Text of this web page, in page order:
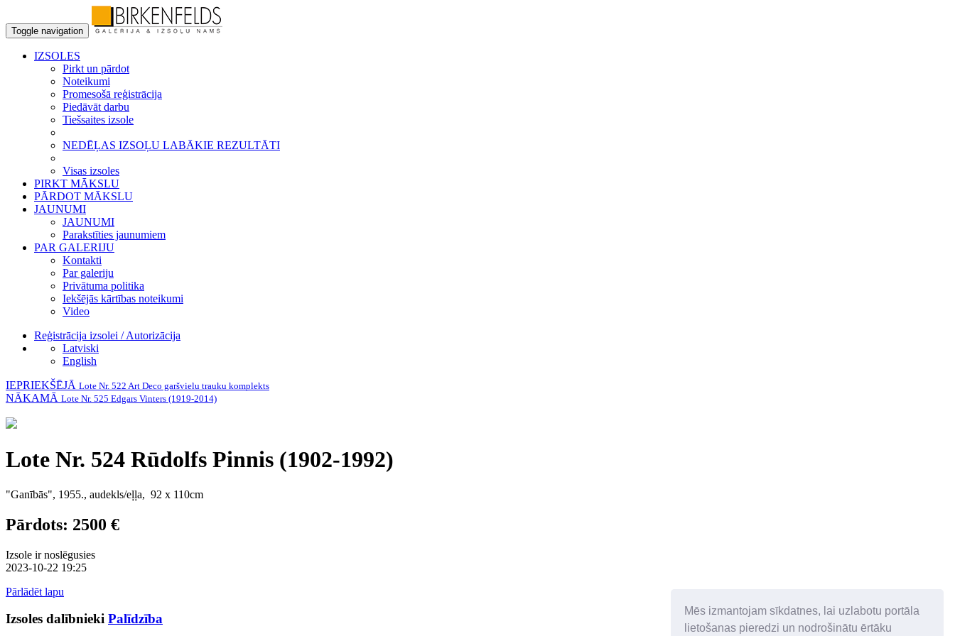
Mēs izmantojam sīkdatnes, lai uzlabotu portāla
lietošanas pieredzi un nodrošinātu ērtāku
Toggle navigation
IZSOLES
Pirkt un pārdot
Noteikumi
Promesošā reģistrācija
Piedāvāt darbu
Tiešsaites izsole
NEDĒĻAS IZSOĻU LABĀKIE REZULTĀTI
Visas izsoles
PIRKT MĀKSLU
PĀRDOT MĀKSLU
JAUNUMI
JAUNUMI
Parakstīties jaunumiem
PAR GALERIJU
Kontakti
Par galeriju
Privātuma politika
Iekšējās kārtības noteikumi
Video
Reģistrācija izsolei / Autorizācija
Latviski
English
IEPRIEKŠĒJĀ Lote Nr. 522 Art Deco garšvielu trauku komplekts
NĀKAMĀ Lote Nr. 525 Edgars Vinters (1919-2014)
Lote Nr. 524 Rūdolfs Pinnis (1902-1992)
"Ganībās", 1955., audekls/eļļa, 92 x 110cm
Pārdots: 2500 €
Izsole ir noslēgusies
2023-10-22 19:25
Pārlādēt lapu
Izsoles dalībnieki Palīdzība